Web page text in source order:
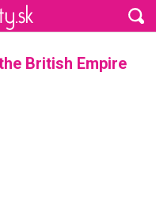
British Empire